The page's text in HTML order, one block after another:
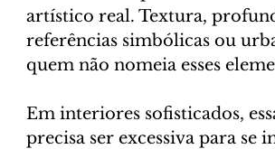
artístico real. Textura,
referências simbólicas ou
quem não nomeia esses
Em interiores sofisticados,
precisa ser excessiva para se